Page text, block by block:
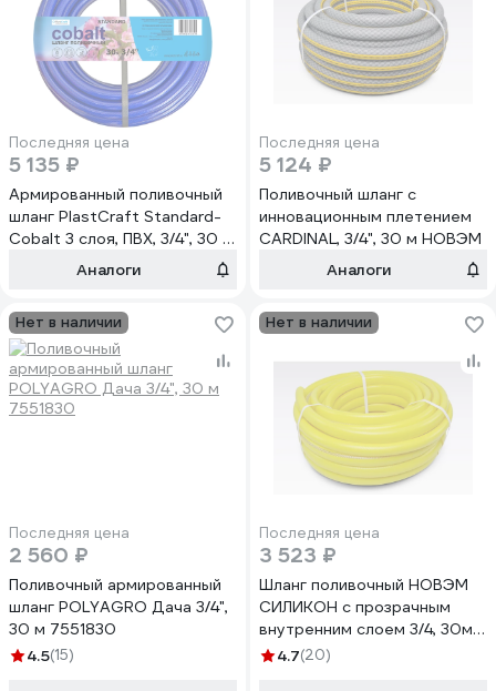
Последняя цена
5 135 ₽
Армированный поливочный
шланг PlastCraft Standard-
Cobalt 3 слоя, ПВХ, 3/4", 30 м
Аналоги
Последняя цена
5 124 ₽
Поливочный шланг с
инновационным плетением
CARDINAL, 3/4", 30 м НОВЭМ
Аналоги
Нет в наличии
Последняя цена
2 560 ₽
Поливочный армированный
шланг POLYAGRO Дача 3/4",
30 м 7551830
4.5(15)
Нет в наличии
Последняя цена
3 523 ₽
Шланг поливочный НОВЭМ
СИЛИКОН с прозрачным
внутренним слоем 3/4, 30м
Силикон с прозр. вн. слоем
4.7(20)